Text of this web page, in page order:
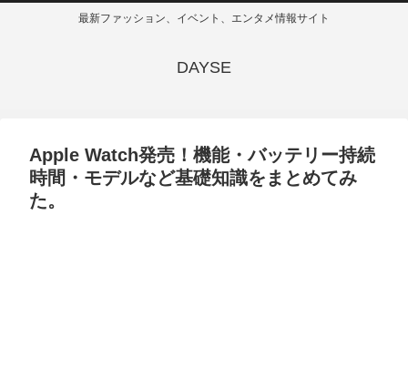
最新ファッション、イベント、エンタメ情報サイト
DAYSE
Apple Watch発売！機能・バッテリー持続
時間・モデルなど基礎知識をまとめてみ
た。